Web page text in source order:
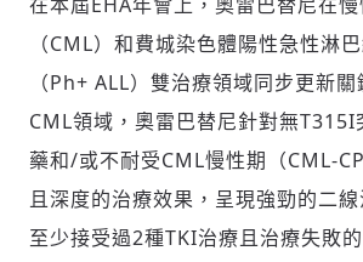
（CML）和費城染色體陽性急性淋
（Ph+ ALL）雙治療領域同步更新
CML領域，奧雷巴替尼針對無T315I
藥和/或不耐受CML慢性期（CML-
且深度的治療效果，呈現強勁的二
至少接受過2種TKI治療且治療失敗